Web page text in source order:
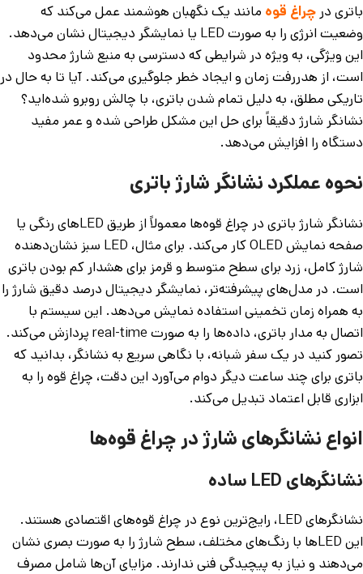
باتری در چراغ قوه مانند یک نگهبان هوشمند عمل می‌کند که
وضعیت انرژی را به صورت LED یا نمایشگر دیجیتال نشان می‌دهد.
این ویژگی، به ویژه در شرایطی که دسترسی به منبع شارژ محدود
است، از هدررفت زمان و ایجاد خطر جلوگیری می‌کند. آیا تا به حال در
تاریکی مطلق، به دلیل تمام شدن باتری، با چالش روبرو شده‌اید؟
نشانگر شارژ دقیقاً برای حل این مشکل طراحی شده و عمر مفید
دستگاه را افزایش می‌دهد.
نحوه عملکرد نشانگر شارژ باتری
نشانگر شارژ باتری در چراغ قوه‌ها معمولاً از طریق LEDهای رنگی یا
صفحه نمایش OLED کار می‌کند. برای مثال، LED سبز نشان‌دهنده
شارژ کامل، زرد برای سطح متوسط و قرمز برای هشدار کم بودن باتری
است. در مدل‌های پیشرفته‌تر، نمایشگر دیجیتال درصد دقیق شارژ را
به همراه زمان تخمینی استفاده نمایش می‌دهد. این سیستم با
اتصال به مدار باتری، داده‌ها را به صورت real-time پردازش می‌کند.
تصور کنید در یک سفر شبانه، با نگاهی سریع به نشانگر، بدانید که
باتری برای چند ساعت دیگر دوام می‌آورد این دقت، چراغ قوه را به
ابزاری قابل اعتماد تبدیل می‌کند.
انواع نشانگرهای شارژ در چراغ قوه‌ها
نشانگرهای LED ساده
نشانگرهای LED، رایج‌ترین نوع در چراغ قوه‌های اقتصادی هستند.
این LEDها با رنگ‌های مختلف، سطح شارژ را به صورت بصری نشان
می‌دهند و نیاز به پیچیدگی فنی ندارند. مزایای آن‌ها شامل مصرف